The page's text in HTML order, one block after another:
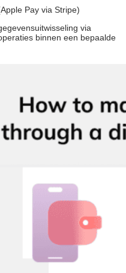
Pay via Stripe)
via
binnen een bepaalde